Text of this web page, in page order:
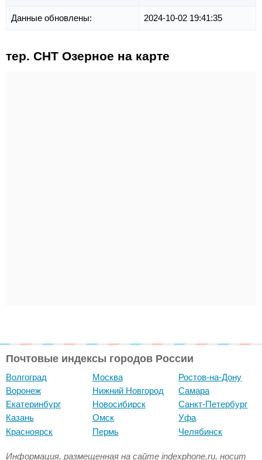
Данные обновлены: 2024-10-02 19:41:35
тер. СНТ Озерное на карте
Почтовые индексы городов России
Волгоград
Воронеж
Екатеринбург
Казань
Красноярск
Москва
Нижний Новгород
Новосибирск
Омск
Пермь
Ростов-на-Дону
Самара
Санкт-Петербург
Уфа
Челябинск
Информация, размещенная на сайте indexphone.ru, носит